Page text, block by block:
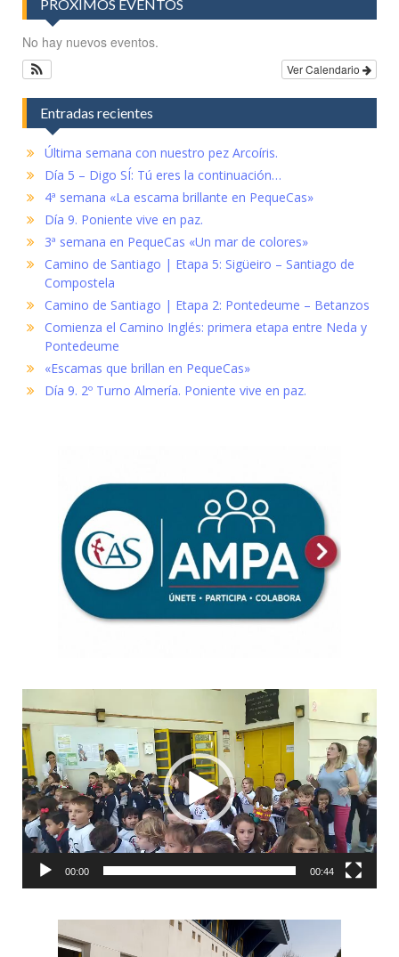
PRÓXIMOS EVENTOS
No hay nuevos eventos.
Ver Calendario
Entradas recientes
Última semana con nuestro pez Arcoíris.
Día 5 – Digo SÍ: Tú eres la continuación…
4ª semana «La escama brillante en PequeCas»
Día 9. Poniente vive en paz.
3ª semana en PequeCas «Un mar de colores»
Camino de Santiago | Etapa 5: Sigüeiro – Santiago de
Compostela
Camino de Santiago | Etapa 2: Pontedeume – Betanzos
Comienza el Camino Inglés: primera etapa entre Neda y
Pontedeume
«Escamas que brillan en PequeCas»
Día 9. 2º Turno Almería. Poniente vive en paz.
de
vídeo
00:00 00:44